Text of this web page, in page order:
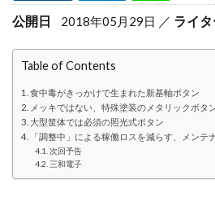
公開日 2018年05月29日 ライ
Table of Contents
食中毒がきっかけで生まれた新基軸ボタン
メッキではない、特殊塗装のメタリックボタ
大型筐体では必須の照光式ボタン
「調整中」による稼働ロスを減らす、メンテ
次回予告
三和電子